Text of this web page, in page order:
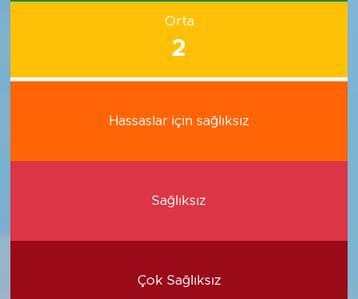
Orta
2
Hassaslar için sağlıksız
Sağlıksız
Çok Sağlıksız